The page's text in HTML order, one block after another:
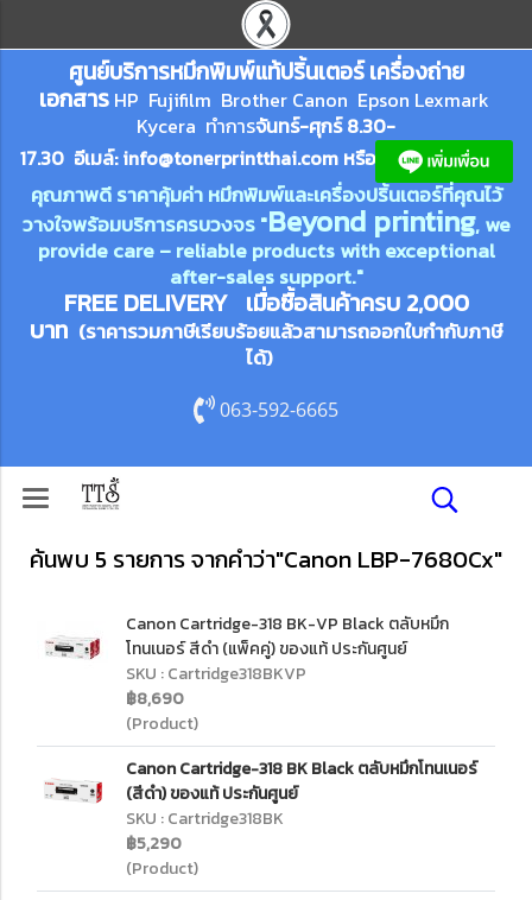
ศูนย์บริการหมึกพิมพ์แท้ปริ้นเตอร์ เครื่องถ่าย
เอกสาร HP Fujifilm Brother Canon Epson Lexmark
Kycera ทำการจันทร์-ศุกร์ 8.30-
17.30 อีเมล์:info@tonerprintthai.com หรือ
คุณภาพดี ราคาคุ้มค่า หมึกพิมพ์และเครื่องปริ้นเตอร์ที่คุณไว้
วางใจพร้อมบริการครบวงจร "Beyond printing, we
provide care – reliable products with exceptional
after-sales support."
FREE DELIVERY เมื่อซื้อสินค้าครบ 2,000
บาท (ราคารวมภาษีเรียบร้อยแล้วสามารถออกใบกำกับภาษี
ได้)
063-592-6665
ค้นพบ 5 รายการ จากคำว่า"Canon LBP-7680Cx"
Canon Cartridge-318 BK-VP Black ตลับหมึก
โทนเนอร์ สีดำ (แพ็คคู่) ของแท้ ประกันศูนย์
SKU : Cartridge318BKVP
฿8,690
(Product)
Canon Cartridge-318 BK Black ตลับหมึกโทนเนอร์
(สีดำ) ของแท้ ประกันศูนย์
SKU : Cartridge318BK
฿5,290
(Product)